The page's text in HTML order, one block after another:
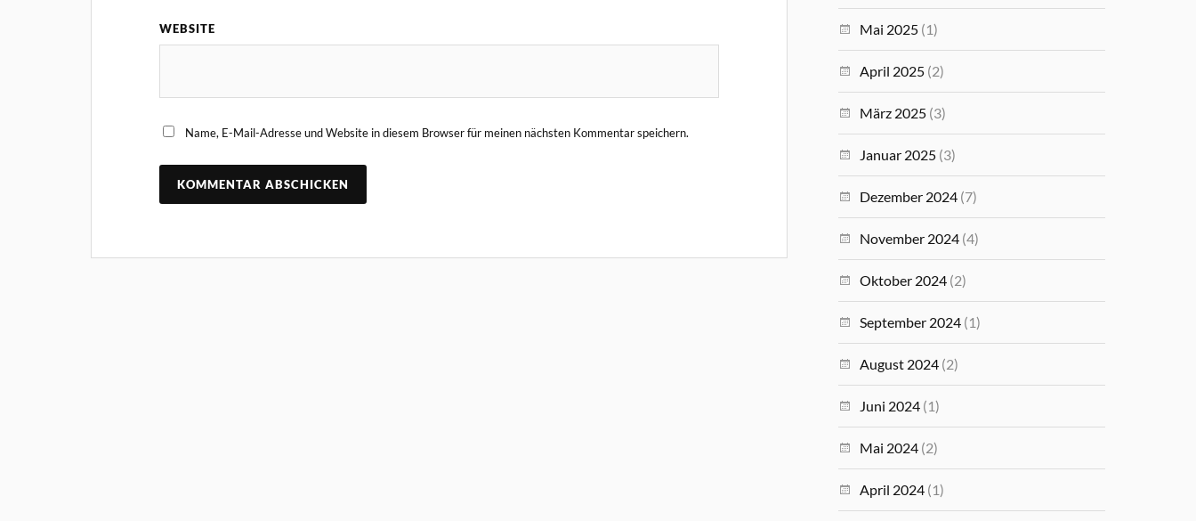
WEBSITE
Name, E-Mail-Adresse und Website in diesem Browser für meinen nächsten Kommentar speichern.
Mai 2025 (1)
April 2025 (2)
März 2025 (3)
Januar 2025 (3)
Dezember 2024 (7)
November 2024 (4)
Oktober 2024 (2)
September 2024 (1)
August 2024 (2)
Juni 2024 (1)
Mai 2024 (2)
April 2024 (1)